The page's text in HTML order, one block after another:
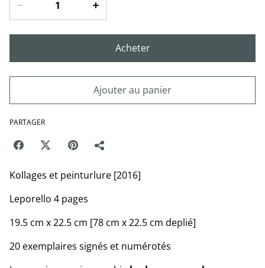
Acheter
Ajouter au panier
PARTAGER
Kollages et peinturlure [2016]
Leporello 4 pages
19.5 cm x 22.5 cm [78 cm x 22.5 cm deplié]
20 exemplaires signés et numérotés